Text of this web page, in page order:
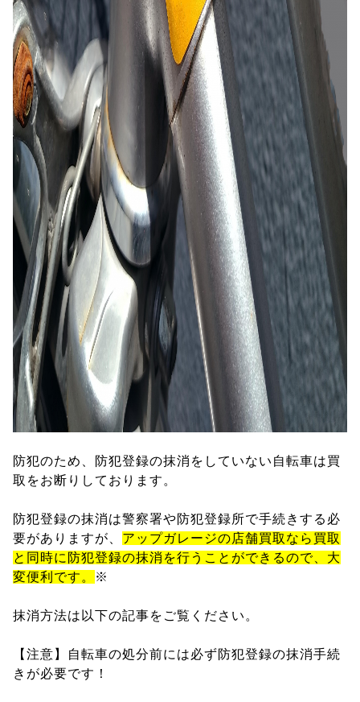
防犯のため、防犯登録の抹消をしていない自転車は買
取をお断りしております。
防犯登録の抹消は警察署や防犯登録所で手続きする必
要がありますが、 アップガレージの店舗買取なら買取
と同時に防犯登録の抹消を行うことができるので、大
変便利です。
※
抹消方法は以下の記事をご覧ください。
【注意】自転車の処分前には必ず防犯登録の抹消手続
きが必要です！